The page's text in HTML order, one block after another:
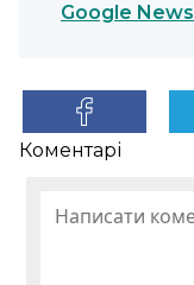
Google News
Коментарі